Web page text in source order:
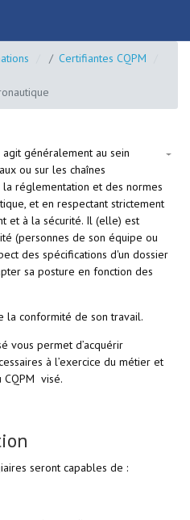
Certifiantes CQPM
généralement au sein
ou sur les chaînes
la réglementation et des normes
et en respectant strictement
et à la sécurité. Il (elle) est
(personnes de son équipe ou
des spécifications d'un dossier
sa posture en fonction des
la conformité de son travail.
vous permet d’acquérir
à l’exercice du métier et
CQPM visé.
seront capables de :